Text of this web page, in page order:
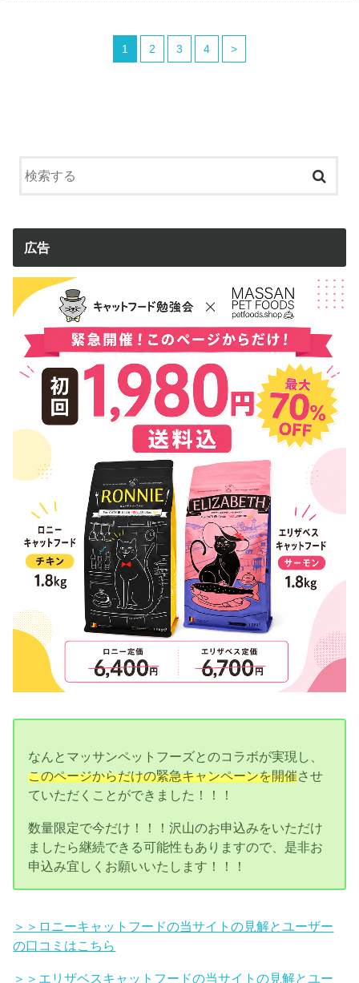
1 2 3 4 >
広告
なんとマッサンペットフーズとのコラボが実現し、
このページからだけの緊急キャンペーンを開催させ
ていただくことができました！！！
数量限定で今だけ！！！沢山のお申込みをいただけ
ましたら継続できる可能性もありますので、是非お
申込み宜しくお願いいたします！！！
＞＞ロニーキャットフードの当サイトの見解とユーザー
の口コミはこちら
＞＞エリザベスキャットフードの当サイトの見解とユー